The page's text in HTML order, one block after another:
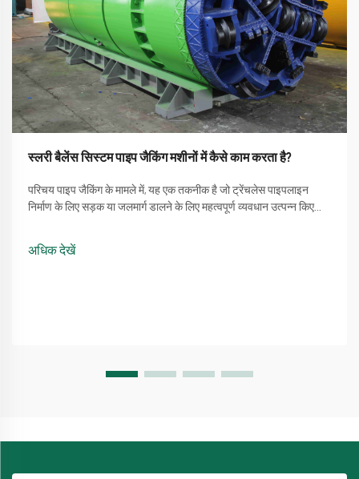
स्लरी बैलेंस सिस्टम पाइप जैकिंग मशीनों में कैसे काम करता है?
परिचय पाइप जैकिंग के मामले में, यह एक तकनीक है जो ट्रेंचलेस पाइपलाइन
निर्माण के लिए सड़क या जलमार्ग डालने के लिए महत्वपूर्ण व्यवधान उत्पन्न किए
विधि को शामिल करती है ...
अधिक देखें